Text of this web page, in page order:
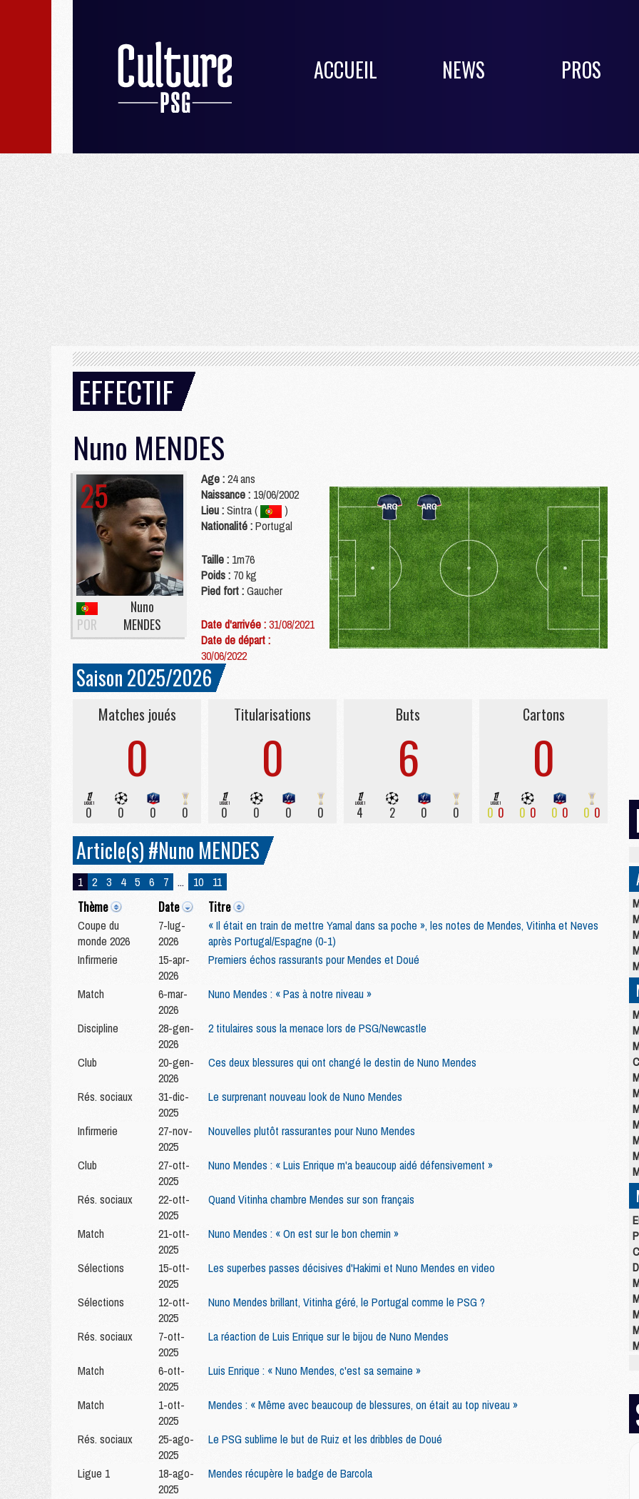
ACCUEIL NEWS PROS
EFFECTIF
Nuno MENDES
25
POR
Nuno
MENDES
Age :24 ans
Naissance : 19/06/2002
Lieu :Sintra (
)
Nationalité :Portugal
Taille : 1m76
Poids : 70 kg
Pied fort :Gaucher
Date d'arrivée :31/08/2021
Date de départ :
30/06/2022
Saison 2025/2026
Matches joués
0
0 0 0 0
Titularisations
0
0 0 0 0
Buts
6
4 2 0 0
Cartons
0
0 0 0 0 0 0 0 0
Article(s) #Nuno MENDES
1 2 3 4 5 6 7 ... 10 11
Thème Date Titre
Coupe du
monde 2026
7-lug-
2026
« Il était en train de mettre Yamal dans sa poche », les notes de Mendes, Vitinha et Neves
après Portugal/Espagne (0-1)
Infirmerie
15-apr-
2026
Premiers échos rassurants pour Mendes et Doué
Match
6-mar-
2026
Nuno Mendes : « Pas à notre niveau »
Discipline
28-gen-
2026
2 titulaires sous la menace lors de PSG/Newcastle
Club
20-gen-
2026
Ces deux blessures qui ont changé le destin de Nuno Mendes
Rés. sociaux
31-dic-
2025
Le surprenant nouveau look de Nuno Mendes
Infirmerie
27-nov-
2025
Nouvelles plutôt rassurantes pour Nuno Mendes
Club
27-ott-
2025
Nuno Mendes : « Luis Enrique m'a beaucoup aidé défensivement »
Rés. sociaux
22-ott-
2025
Quand Vitinha chambre Mendes sur son français
Match
21-ott-
2025
Nuno Mendes : « On est sur le bon chemin »
Sélections
15-ott-
2025
Les superbes passes décisives d'Hakimi et Nuno Mendes en video
Sélections
12-ott-
2025
Nuno Mendes brillant, Vitinha géré, le Portugal comme le PSG ?
Rés. sociaux
7-ott-
2025
La réaction de Luis Enrique sur le bijou de Nuno Mendes
Match
6-ott-
2025
Luis Enrique : « Nuno Mendes, c'est sa semaine »
Match
1-ott-
2025
Mendes : « Même avec beaucoup de blessures, on était au top niveau »
Rés. sociaux
25-ago-
2025
Le PSG sublime le but de Ruiz et les dribbles de Doué
Ligue 1
18-ago-
2025
Mendes récupère le badge de Barcola